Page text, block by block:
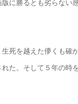
に勝るとも劣らない
死を越えた儚くも確
た。そして５年の時